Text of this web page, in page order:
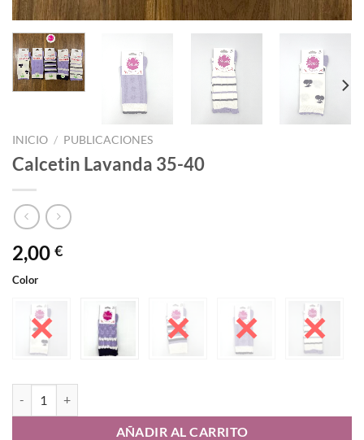
INICIO / PUBLICACIONES
Calcetin Lavanda 35-40
2,00 €
Color
AÑADIR AL CARRITO